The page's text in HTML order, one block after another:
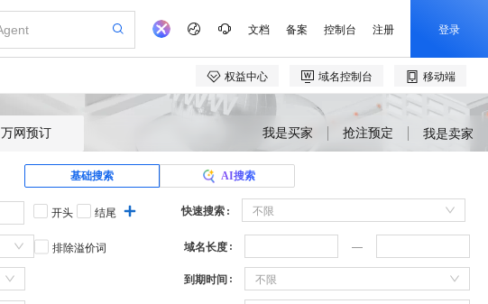
万网预订 我是买家 抢注预定 我是卖家
基础搜索 AI搜索
开头 结尾 快速搜索 不限
排除溢价词 域名长度
到期时间 不限